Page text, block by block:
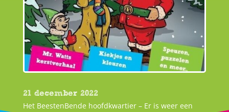
21 december 2022
Het BeestenBende hoofdkwartier – Er is weer een